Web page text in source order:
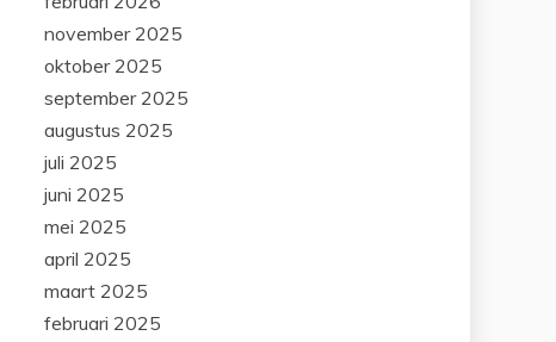
november 2025
oktober 2025
september 2025
augustus 2025
juli 2025
juni 2025
mei 2025
april 2025
maart 2025
februari 2025